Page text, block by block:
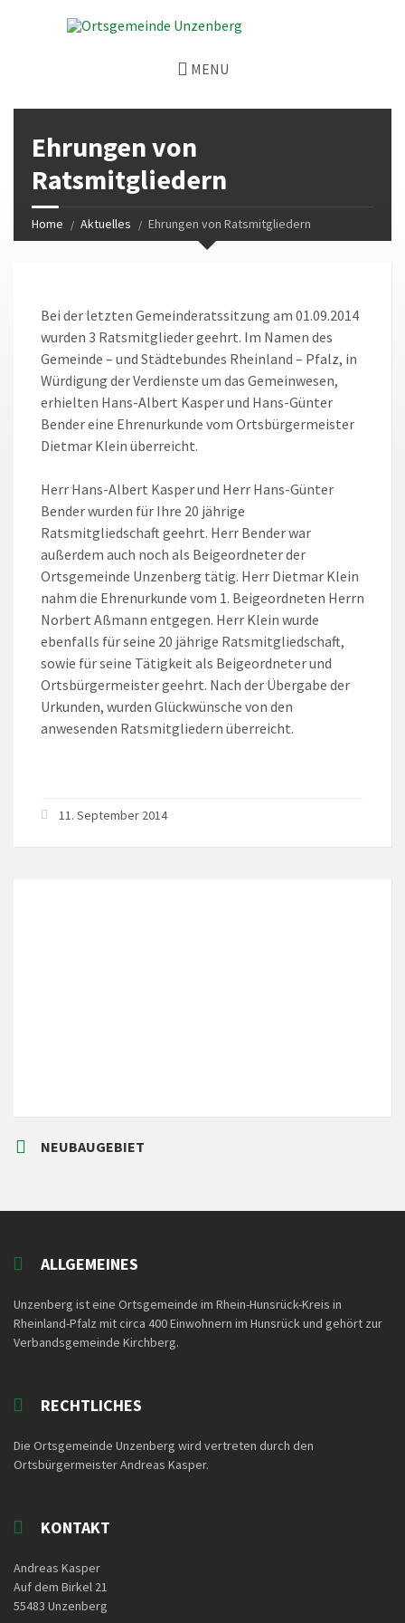
MENU
Ehrungen von
Ratsmitgliedern
Home Aktuelles Ehrungen von Ratsmitgliedern
Bei der letzten Gemeinderatssitzung am 01.09.2014
wurden 3 Ratsmitglieder geehrt. Im Namen des
Gemeinde – und Städtebundes Rheinland – Pfalz, in
Würdigung der Verdienste um das Gemeinwesen,
erhielten Hans-Albert Kasper und Hans-Günter
Bender eine Ehrenurkunde vom Ortsbürgermeister
Dietmar Klein überreicht.
Herr Hans-Albert Kasper und Herr Hans-Günter
Bender wurden für Ihre 20 jährige
Ratsmitgliedschaft geehrt. Herr Bender war
außerdem auch noch als Beigeordneter der
Ortsgemeinde Unzenberg tätig. Herr Dietmar Klein
nahm die Ehrenurkunde vom 1. Beigeordneten Herrn
Norbert Aßmann entgegen. Herr Klein wurde
ebenfalls für seine 20 jährige Ratsmitgliedschaft,
sowie für seine Tätigkeit als Beigeordneter und
Ortsbürgermeister geehrt. Nach der Übergabe der
Urkunden, wurden Glückwünsche von den
anwesenden Ratsmitgliedern überreicht.
11. September 2014
NEUBAUGEBIET
ALLGEMEINES
Unzenberg ist eine Ortsgemeinde im Rhein-Hunsrück-Kreis in
Rheinland-Pfalz mit circa 400 Einwohnern im Hunsrück und gehört zur
Verbandsgemeinde Kirchberg.
RECHTLICHES
Die Ortsgemeinde Unzenberg wird vertreten durch den
Ortsbürgermeister Andreas Kasper.
KONTAKT
Andreas Kasper
Auf dem Birkel 21
55483 Unzenberg